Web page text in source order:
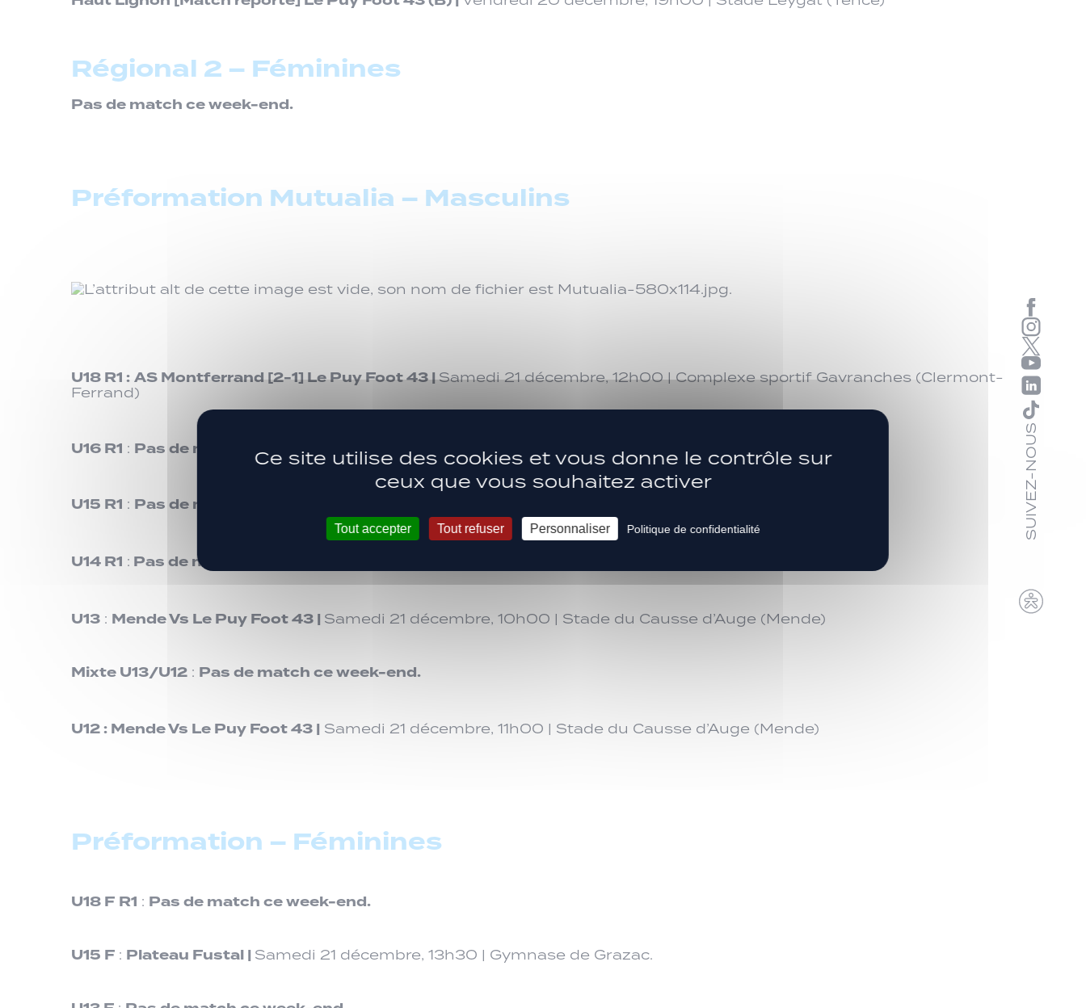
Régional 2 – Féminines
Pas de match ce week-end.
Préformation Mutualia – Masculins
U18 R1 : AS Montferrand[2-1]Le Puy Foot 43 |Samedi 21 décembre, 12h00 | Complexe sportif Gavranches (Clermont-
Ferrand)
U16 R1 : Pas de match ce week-end.
U15 R1 : Pas de match ce week-end.
U14 R1 : Pas de match ce week-end.
U13 : Mende Vs Le Puy Foot 43 | Samedi 21 décembre, 10h00 | Stade du Causse d’Auge (Mende)
Mixte U13/U12 : Pas de match ce week-end.
U12 : Mende Vs Le Puy Foot 43 | Samedi 21 décembre, 11h00 | Stade du Causse d’Auge (Mende)
Préformation – Féminines
U18 F R1 : Pas de match ce week-end.
U15 F : Plateau Fustal | Samedi 21 décembre, 13h30 | Gymnase de Grazac.
SUIVEZ-NOUS
Ce site utilise des cookies et vous donne le contrôle sur
ceux que vous souhaitez activer
Tout accepter Tout refuser Personnaliser Politique de confidentialité